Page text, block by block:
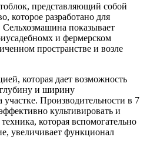
представляющий собой
которое разработано для
показывает
и фермерском
пространстве и возле
которая дает возможность
глубину и ширину
участке. Производительности в 7
культивировать и
которая вспомогательно
увеличивает функционал